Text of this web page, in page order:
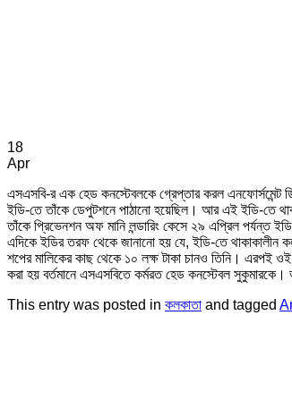
18
Apr
এসএসবি-র এক হেড কনস্টেবলকে গ্রেপ্তার করল এনফোর্সমেন্ট
ইডি-তে তাঁকে ডেপুটশনে পাঠানো হয়েছিল। আর এই ইডি-তে
তাঁকে প্রিভেনশন অফ মানি লন্ডারিং কেসে ২৯ এপ্রিল পর্যন্ত
এদিকে ইডির তরফ থেকে জানানো হয় যে, ইডি-তে
শপের মালিকের কাছ থেকে ১০ লক্ষ টাকা চানও তিনি। এরপই
করা হয় বর্তমানে এসএসবিতে কর্মরত হেড কনস্টেবল
This entry was posted in কলকাতা and tagged